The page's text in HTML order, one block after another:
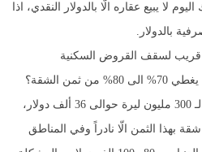
لا يبيع عقاره الّا بالدولار النقدي، اذا
بالدولار.
قريب لسقف القروض السكنية
الموضوعة على اعتبار انّ القرض يغطي 70% الى 80% من ثمن الشقة؟
قالت: على سعر السوق تساوي الـ 300 مليون ليرة حوالى 36 ألف دولار،
بهذا الثمن الّا نادراً وفي المناطق